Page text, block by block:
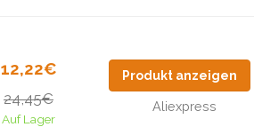
12,22€
24,45€
Auf Lager
Produkt anzeigen
Aliexpress